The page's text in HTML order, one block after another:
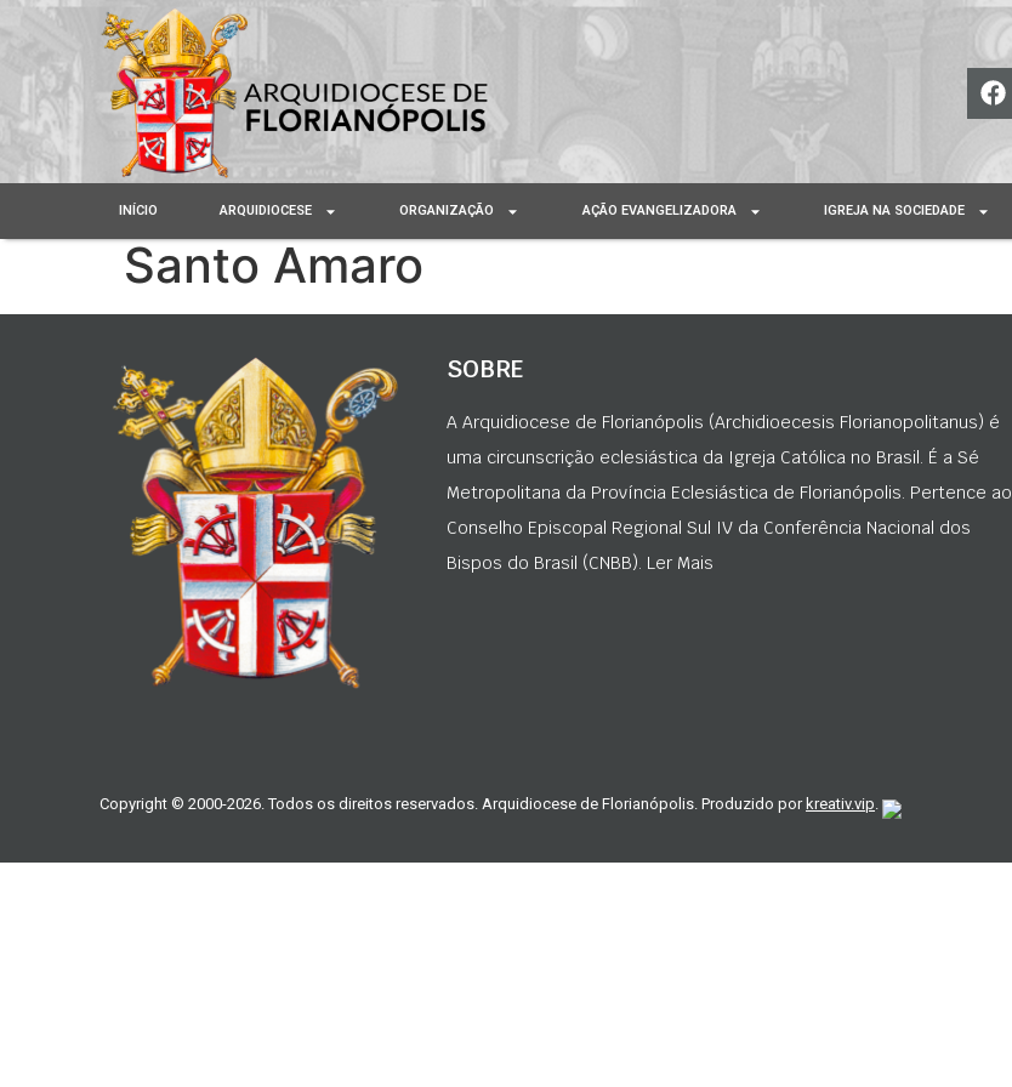
INÍCIO ARQUIDIOCESE ORGANIZAÇÃO AÇÃO EVANGELIZADORA IGREJA NA SOCIEDADE
Santo Amaro
SOBRE
A Arquidiocese de Florianópolis (Archidioecesis Florianopolitanus) é
uma circunscrição eclesiástica da Igreja Católica no Brasil. É a Sé
Metropolitana da Província Eclesiástica de Florianópolis. Pertence ao
Conselho Episcopal Regional Sul IV da Conferência Nacional dos
Bispos do Brasil (CNBB). Ler Mais
Copyright © 2000-2026. Todos os direitos reservados. Arquidiocese de Florianópolis. Produzido por kreativ.vip.